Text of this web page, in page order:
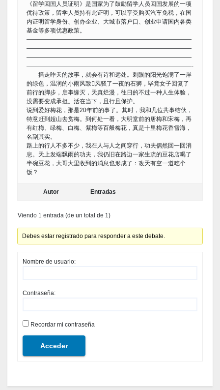
《留学回国人员证明》是国家为了鼓励留学人员回国发展的一项
优待政策，留学人员持有此证明，可以享受购买汽车免税，在国
内证明留学身份、创办企业、大城市落户口、创业申请国内各类
基金等多项优惠政策。
————————————————————————————
————————————————————————————
————————————————————————————
————————————————————————————-
摇走昨天的故事，就会有诗和远处。刺眼的阳光饱满了一岸
的绿色，温润的小雨风致风骚了一夜的石狮，毕竟女子回复了
前行的脚步，启事缘灭，天真烂漫，往日的不过一种人生体验，
没需要变成承担。活在当下，且行且保护。
说到爱好梅花，那是20年前的事了。其时，我和几位共事结伙，
特意赶到超山去赏梅。到何处一看，大明堂前的唐梅和宋梅，再
有红梅、绿梅、白梅、紫梅等百般梅花，真是十里梅花香雪海，
名副其实。
路上的行人不多不少，我在人与人之间穿行，功夫偶然回一回消
息。天上发端飘雨的功夫，我仍旧在路边一家生疏的豆花店喝了
半碗豆花，大哥大里收到的消息也形成了：改天有空一道吃个
饭？
Autor Entradas
Viendo 1 entrada (de un total de 1)
Debes estar registrado para responder a este debate.
Nombre de usuario:
Contraseña:
Recordar mi contraseña
Acceder